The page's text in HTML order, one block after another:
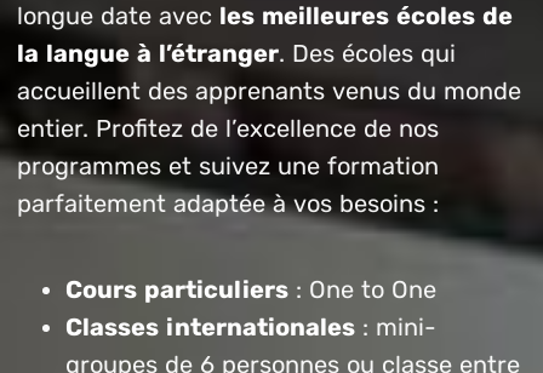
longue date avec les meilleures écoles de
la langue à l’étranger. Des écoles qui
accueillent des apprenants venus du monde
entier. Profitez de l’excellence de nos
programmes et suivez une formation
parfaitement adaptée à vos besoins :
Cours particuliers : One to One
Classes internationales : mini-
groupes de 6 personnes ou classe entre